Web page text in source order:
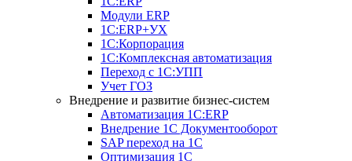
Модули ERP
1C:ERP+УХ
1С:Корпорация
1С:Комплексная автоматизация
Переход с 1С:УПП
Учет ГОЗ
Внедрение и развитие бизнес-систем
Автоматизация 1С:ERP
Внедрение 1С Документооборот
SAP переход на 1С
Оптимизация 1С